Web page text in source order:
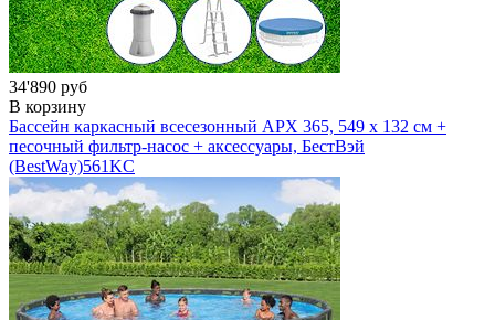
34'890 руб
В корзину
Бассейн каркасный всесезонный APX 365, 549 х 132 см +
песочный фильтр-насос + аксессуары, БестВэй
(BestWay)561KC